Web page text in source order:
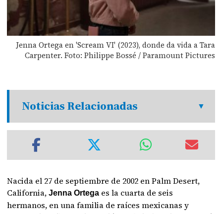
Jenna Ortega en 'Scream VI' (2023), donde da vida a Tara
Carpenter. Foto: Philippe Bossé / Paramount Pictures
Noticias Relacionadas
Nacida el 27 de septiembre de 2002 en Palm Desert,
California,Jenna Ortega es la cuarta de seis
hermanos, en una familia de raíces mexicanas y